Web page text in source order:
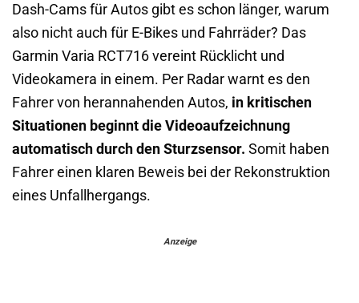
Dash-Cams für Autos gibt es schon länger, warum
also nicht auch für E-Bikes und Fahrräder? Das
Garmin Varia RCT716 vereint Rücklicht und
Videokamera in einem. Per Radar warnt es den
Fahrer von herannahenden Autos, in kritischen
Situationen beginnt die Videoaufzeichnung
automatisch durch den Sturzsensor. Somit haben
Fahrer einen klaren Beweis bei der Rekonstruktion
eines Unfallhergangs.
Anzeige